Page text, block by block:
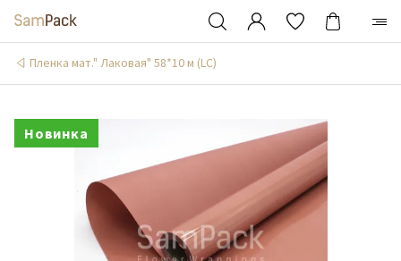
Пленка мат." Лаковая" 58*10 м (LC)
Новинка